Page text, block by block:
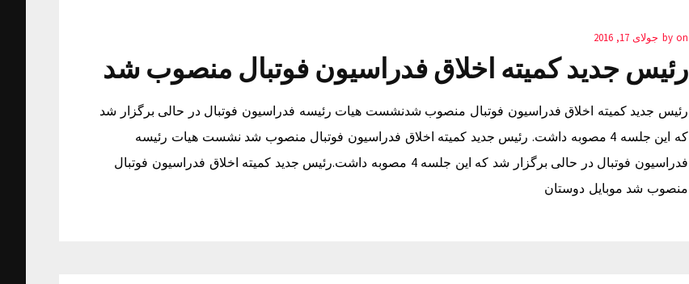
by on جولای 17, 2016
رئیس جدید کمیته اخلاق فدراسیون فوتبال منصوب شد
رئیس جدید کمیته اخلاق فدراسیون فوتبال منصوب شدنشست هیات رئیسه فدراسیون فوتبال در حالی برگزار شد
که این جلسه 4 مصوبه داشت. رئیس جدید کمیته اخلاق فدراسیون فوتبال منصوب شد نشست هیات رئیسه
فدراسیون فوتبال در حالی برگزار شد که این جلسه 4 مصوبه داشت.رئیس جدید کمیته اخلاق فدراسیون فوتبال
منصوب شد موبایل دوستان